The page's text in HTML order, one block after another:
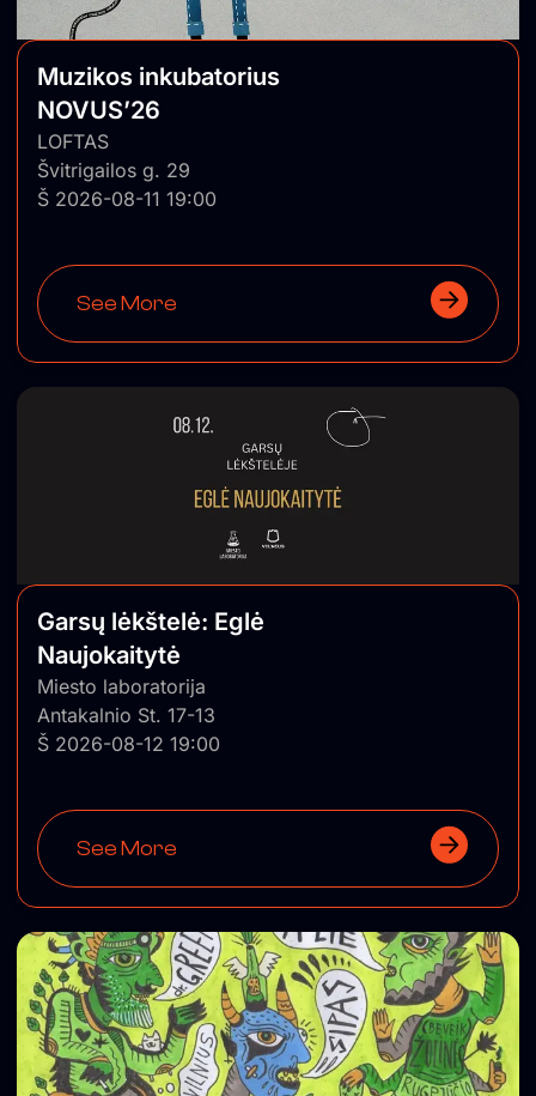
Muzikos inkubatorius
NOVUS’26
LOFTAS
Švitrigailos g. 29
Š 2026-08-11 19:00
See More
Garsų lėkštelė: Eglė
Naujokaitytė
Miesto laboratorija
Antakalnio St. 17-13
Š 2026-08-12 19:00
See More